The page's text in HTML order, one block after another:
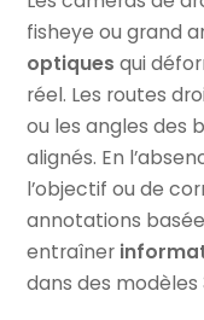
fisheye ou grand
optiques qui
réel. Les routes
ou les angles des
alignés. En
l’objectif ou de
annotations
entraîner
dans des modèles